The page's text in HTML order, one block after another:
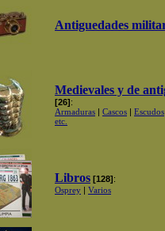
Antiguedades
Medievales y de
[26]:
Armaduras | Cascos | Escudos
etc.
Libros [128]:
Osprey | Varios